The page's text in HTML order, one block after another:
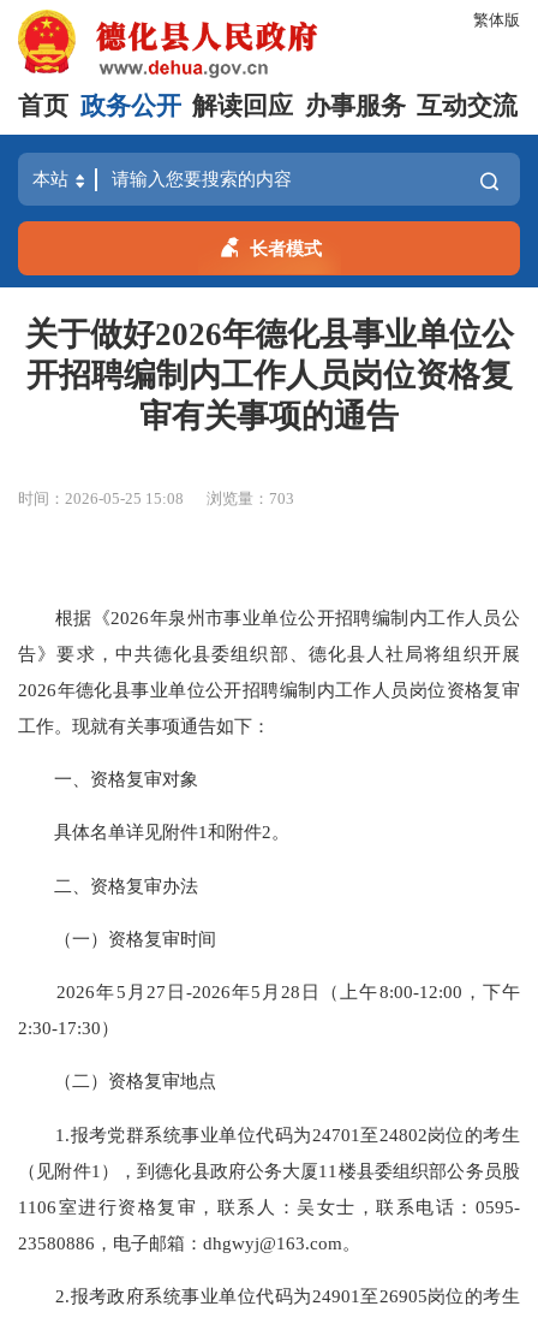
繁体版
首页 政务公开 解读回应 办事服务 互动交流
长者模式
关于做好2026年德化县事业单位公
开招聘编制内工作人员岗位资格复
审有关事项的通告
时间：2026-05-25 15:08 浏览量： 703
根据《2026年泉州市事业单位公开招聘编制内工作人员公
告》要求，中共德化县委组织部、德化县人社局将组织开展
2026年德化县事业单位公开招聘编制内工作人员岗位资格复审
工作。现就有关事项通告如下：
一、资格复审对象
具体名单详见附件1和附件2。
二、资格复审办法
（一）资格复审时间
2026年5月27日-2026年5月28日（上午8:00-12:00，下午
2:30-17:30）
（二）资格复审地点
1.报考党群系统事业单位代码为24701至24802岗位的考生
（见附件1），到德化县政府公务大厦11楼县委组织部公务员股
1106室进行资格复审，联系人：吴女士，联系电话：0595-
23580886，电子邮箱：dhgwyj@163.com。
2.报考政府系统事业单位代码为24901至26905岗位的考生